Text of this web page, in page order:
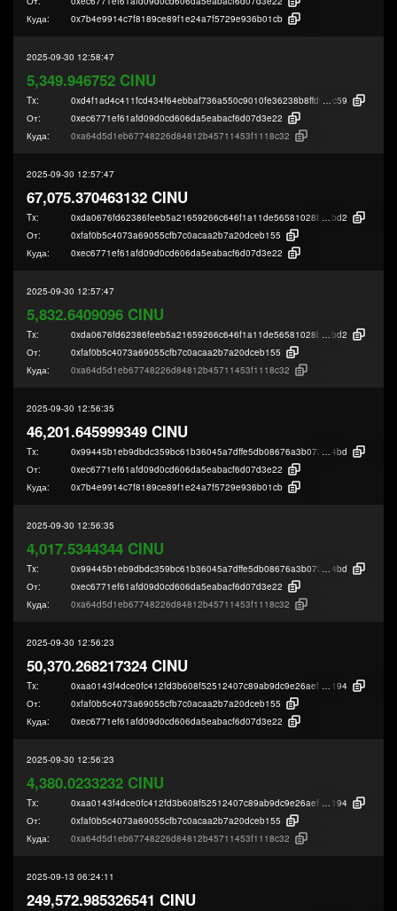
Куда:
0x7b4e9914c7f8189ce89f1e24a7f5729e936b01cb
2025-09-30 12:58:47
5,349.946752 CINU
Tx: 0xd4f1ad4c411fcd434f64ebbaf736a550c9010fe36238b8ffd9425b9e8d2f6
c59
От:
0xec6771ef61afd09d0cd606da5eabacf6d07d3e22
Куда:
0xa64d5d1eb67748226d84812b45711453f1118c32
2025-09-30 12:57:47
67,075.370463132 CINU
Tx: 0xda0676fd62386feeb5a21659266c646f1a11de56581028b8c60e64a4f73af
bd2
От:
0xfaf0b5c4073a69055cfb7c0acaa2b7a20dceb155
Куда:
0xec6771ef61afd09d0cd606da5eabacf6d07d3e22
2025-09-30 12:57:47
5,832.6409096 CINU
Tx: 0xda0676fd62386feeb5a21659266c646f1a11de56581028b8c60e64a4f73af
bd2
От:
0xfaf0b5c4073a69055cfb7c0acaa2b7a20dceb155
Куда:
0xa64d5d1eb67748226d84812b45711453f1118c32
2025-09-30 12:56:35
46,201.645999349 CINU
Tx: 0x99445b1eb9dbdc359bc61b36045a7dffe5db08676a3b073f489bdae7ba6b9
4bd
От:
0xec6771ef61afd09d0cd606da5eabacf6d07d3e22
Куда:
0x7b4e9914c7f8189ce89f1e24a7f5729e936b01cb
2025-09-30 12:56:35
4,017.5344344 CINU
Tx: 0x99445b1eb9dbdc359bc61b36045a7dffe5db08676a3b073f489bdae7ba6b9
4bd
От:
0xec6771ef61afd09d0cd606da5eabacf6d07d3e22
Куда:
0xa64d5d1eb67748226d84812b45711453f1118c32
2025-09-30 12:56:23
50,370.268217324 CINU
Tx: 0xaa0143f4dce0fc412fd3b608f52512407c89ab9dc9e26aef7aaca3d6d1128
194
От:
0xfaf0b5c4073a69055cfb7c0acaa2b7a20dceb155
Куда:
0xec6771ef61afd09d0cd606da5eabacf6d07d3e22
2025-09-30 12:56:23
4,380.0233232 CINU
Tx: 0xaa0143f4dce0fc412fd3b608f52512407c89ab9dc9e26aef7aaca3d6d1128
194
От:
0xfaf0b5c4073a69055cfb7c0acaa2b7a20dceb155
Куда:
0xa64d5d1eb67748226d84812b45711453f1118c32
2025-09-13 06:24:11
249,572.985326541 CINU